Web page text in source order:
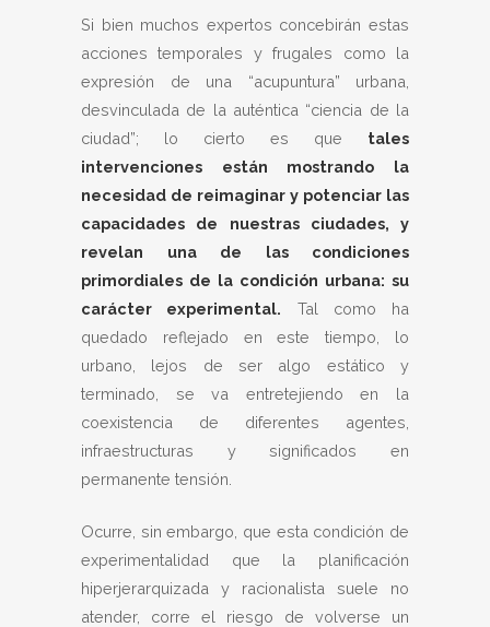
Si bien muchos expertos concebirán estas
acciones temporales y frugales como la
expresión de una “acupuntura” urbana,
desvinculada de la auténtica “ciencia de la
ciudad”; lo cierto es que tales
intervenciones están mostrando la
necesidad de reimaginar y potenciar las
capacidades de nuestras ciudades, y
revelan una de las condiciones
primordiales de la condición urbana: su
carácter experimental. Tal como ha
quedado reflejado en este tiempo, lo
urbano, lejos de ser algo estático y
terminado, se va entretejiendo en la
coexistencia de diferentes agentes,
infraestructuras y significados en
permanente tensión.
Ocurre, sin embargo, que esta condición de
experimentalidad que la planificación
hiperjerarquizada y racionalista suele no
atender, corre el riesgo de volverse un